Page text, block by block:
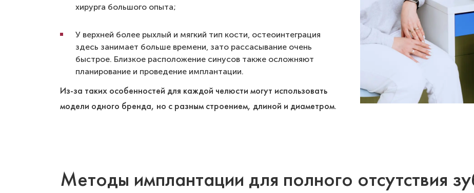
хирурга большого опыта;
У верхней более рыхлый и мягкий тип кости, остеоинтеграция
здесь занимает больше времени, зато рассасывание очень
быстрое. Близкое расположение синусов также осложняют
планирование и проведение имплантации.
Из-за таких особенностей для каждой челюсти могут использовать
модели одного бренда, но с разным строением, длиной и диаметром.
Методы имплантации для полного отсутствия